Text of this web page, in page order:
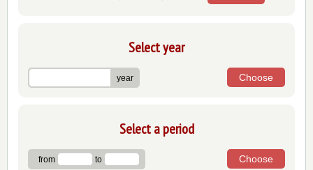
Select year
year
Select a period
from to